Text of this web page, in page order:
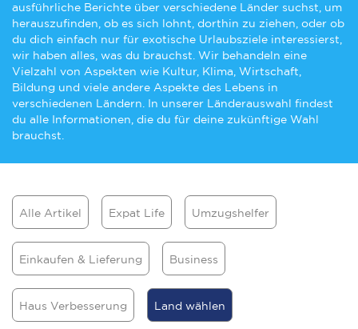
ausführliche Berichte über verschiedene Länder suchst, um
herauszufinden, ob es sich lohnt, dorthin zu ziehen, oder ob
du dich einfach nur für exotische Urlaubsziele interessierst,
wir haben alles, was du brauchst. Wir behandeln eine
Vielzahl von Aspekten wie Kultur, Klima, Wirtschaft,
Bildung und viele andere Aspekte des Lebens in
verschiedenen Ländern. In unserer Länderauswahl findest
du alle Informationen, die du für deine zukünftige Wahl
brauchst.
Alle Artikel Expat Life Umzugshelfer
Einkaufen & Lieferung Business
Haus Verbesserung Land wählen